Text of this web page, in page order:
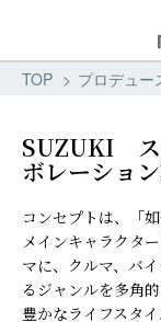
TOP プロデュー
SUZUKI ス
ボレーショ
コンセプトは、「
メインキャラクタ
マに、クルマ、バ
るジャンルを多角
豊かなライフスタ